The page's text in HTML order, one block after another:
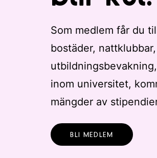
Som medlem får du
bostäder,
inom universitet,
mängder av
BLI MEDLEM